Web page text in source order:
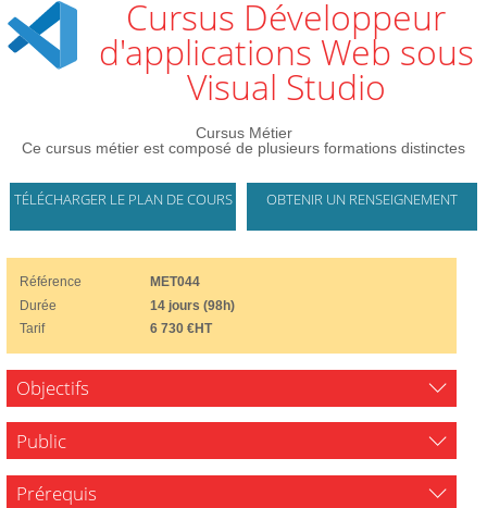
Cursus Développeur
d'applications Web sous
Visual Studio
Cursus Métier
Ce cursus métier est composé de plusieurs formations distinctes
TÉLÉCHARGER LE PLAN DE COURS OBTENIR UN RENSEIGNEMENT
Référence
MET044
Durée
14 jours (98h)
Tarif
6 730 €HT
Objectifs
Public
Prérequis